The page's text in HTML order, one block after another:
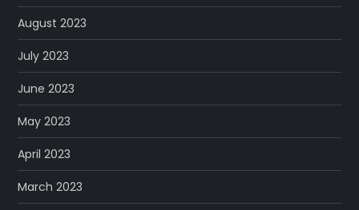
August 2023
July 2023
June 2023
May 2023
April 2023
March 2023